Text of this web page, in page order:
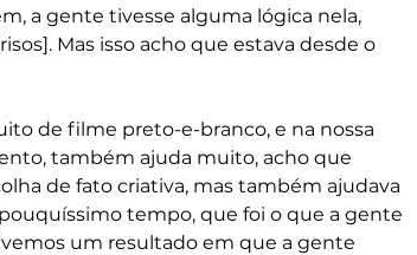
a gente tivesse alguma lógica nela,
Mas isso acho que estava desde o
de filme preto-e-branco, e na nossa
também ajuda muito, acho que
de fato criativa, mas também ajudava
tempo, que foi o que a gente
um resultado em que a gente